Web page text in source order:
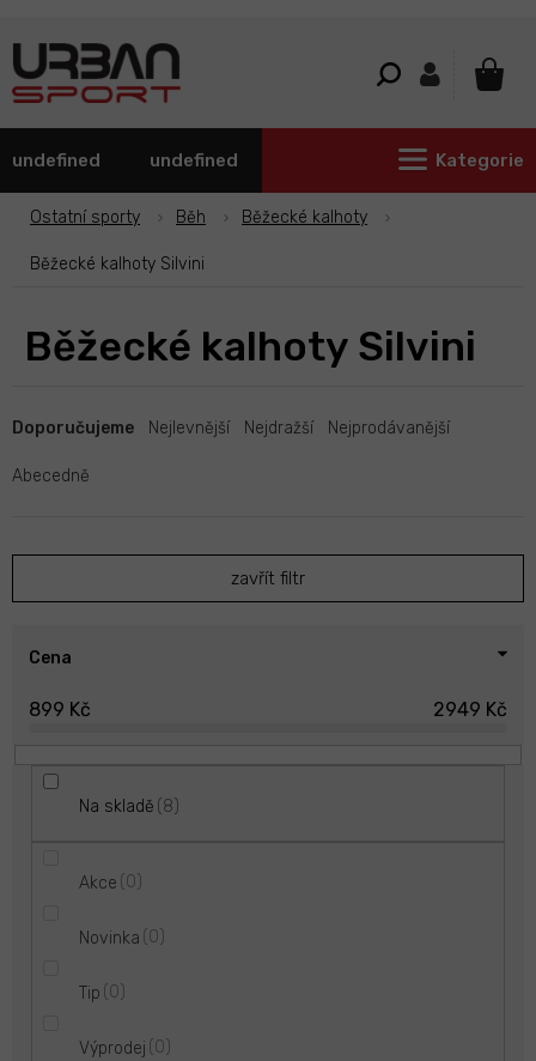
undefined undefined Kategorie
Ostatní sporty Běh Běžecké kalhoty
Běžecké kalhoty Silvini
Běžecké kalhoty Silvini
a
e
p
o
Doporučujeme Nejlevnější Nejdražší Nejprodávanější
Abecedně
zavřít filtr
Cena
899 Kč 2949 Kč
Na skladě 8
Akce 0
Novinka 0
Tip 0
Výprodej 0